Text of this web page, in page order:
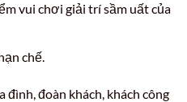
vui chơi giải trí sầm uất của
chế.
đình, đoàn khách, khách công